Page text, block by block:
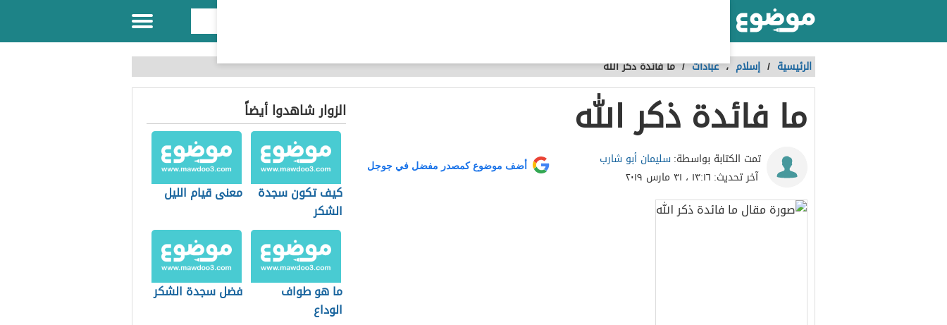
الرئيسية / إسلام ،عبادات /ما فائدة ذكر الله
ما فائدة ذكر الله
تمت الكتابة بواسطة:سليمان أبو شارب
آخر تحديث: ١٣:١٦ ، ٣١ مارس ٢٠١٩
أضف موضوع كمصدر مفضل في جوجل
الزوار شاهدوا أيضاً
كيف تكون سجدة
الشكر
معنى قيام الليل
ما هو طواف
الوداع
فضل سجدة الشكر